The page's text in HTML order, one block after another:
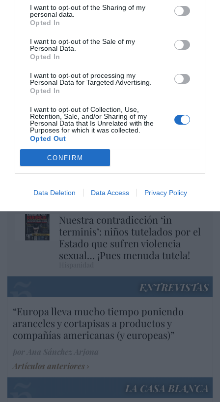
I want to opt-out of the Sharing of my
personal data.
Opted In
I want to opt-out of the Sale of my
Personal Data.
Opted In
I want to opt-out of processing my
Personal Data for Targeted Advertising.
Opted In
I want to opt-out of Collection, Use,
Retention, Sale, and/or Sharing of my
Personal Data that Is Unrelated with the
Purposes for which it was collected.
Opted Out
CONFIRM
Data Deletion Data Access Privacy Policy
Argumentos
Pedro ya no cuida los detalles
Hispanidad
El desplante de Albares a Milei...
Hispanidad
Nuestra contradicción ‘in
terminis’: niños tutelados por el
Estado que sufren violencia
sexual… ¡Pues menuda tutela!
ENTREVISTAS
“Europa lleva mucho tiempo poniendo
aranceles y cortapisas a productos y
compañías americanas (y europeas)”
Artículos anteriores
LA CASA BLANCA